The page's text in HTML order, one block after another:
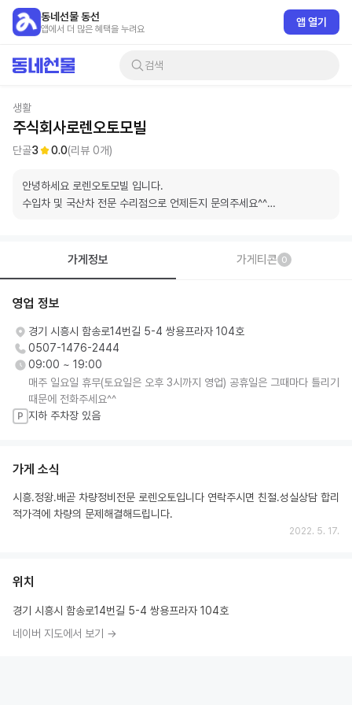
동네선물 동선
앱에서 더 많은 혜택을 누려요
앱 열기
검색
생활
주식회사로렌오토모빌
단골3 0.0(리뷰 0개)
안녕하세요 로렌오토모빌 입니다.
수입차 및 국산차 전문 수리점으로 언제든지 문의주세요^^
가게정보 가게티콘 0
영업 정보
경기 시흥시 함송로14번길 5-4 쌍용프라자 104호
0507-1476-2444
09:00 ~ 19:00
매주 일요일 휴무(토요일은 오후 3시까지 영업) 공휴일은 그때마다 틀리기
때문에 전화주세요^^
P 지하 주차장 있음
가게 소식
시흥.정왕.배곧 차량정비전문 로렌오토입니다 연락주시면 친절.성실상담 합리
적가격에 차량의 문제해결해드립니다.
2022. 5. 17.
위치
경기 시흥시 함송로14번길 5-4 쌍용프라자 104호
네이버 지도에서 보기 →